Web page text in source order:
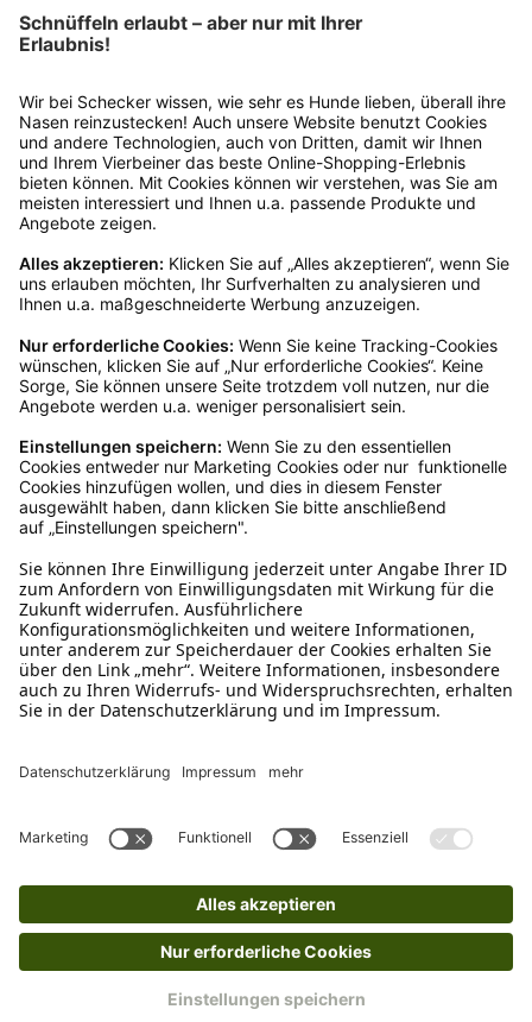
Bitte fülle das Rücksendeformular aus. Dieses
findest du online. Verpacke die Artikel
Rücksendeetikett auf das Paket. Dieses kannst du
dir in deinem Kundenkonto anfordern. Hast du als
Gast bestellt, schreibe uns eine Email an
verkauf@schecker.de oder rufe zu unseren
Servicezeiten an, dann lassen wir dir ein
Mo – Fr 9 – 17 Uhr, Sa 9 – 13 Uhr
Ruf uns an
Schreibe uns
verkauf@schecker.de
WhatsApp Support
Tritt unserem Newsletter bei
Mehr von uns